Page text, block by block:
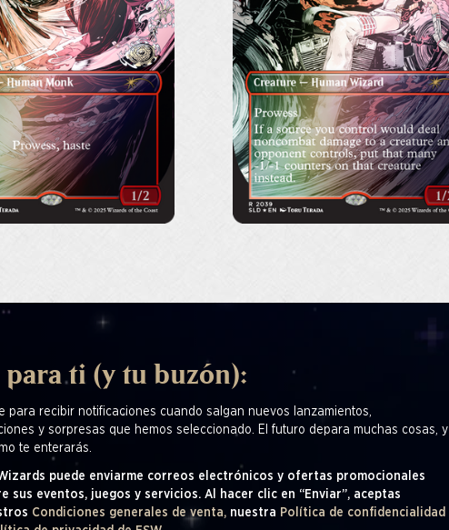
para ti (y tu buzón):
para recibir notificaciones cuando salgan nuevos lanzamientos,
y sorpresas que hemos seleccionado. El futuro depara muchas cosas, y
te enterarás.
Wizards puede enviarme correos electrónicos y ofertas promocionales
sus eventos, juegos y servicios. Al hacer clic en “Enviar”, aceptas
Condiciones generales de venta, nuestra Política de confidencialidad